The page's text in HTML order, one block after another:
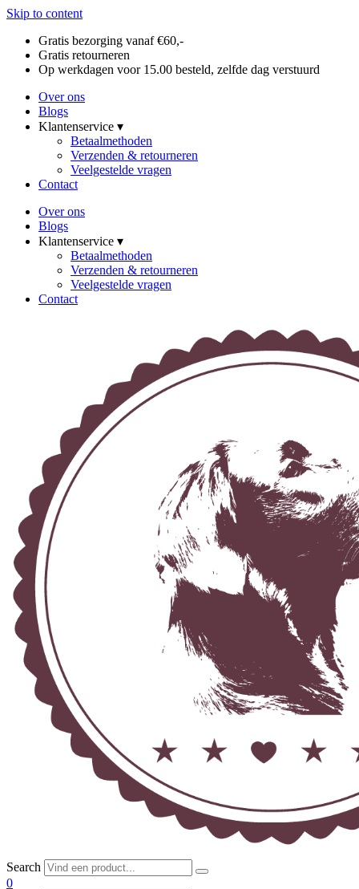
Skip to content
Gratis bezorging vanaf €60,-
Gratis retourneren
Op werkdagen voor 15.00 besteld, zelfde dag verstuurd
Over ons
Blogs
Klantenservice ▾
Betaalmethoden
Verzenden & retourneren
Veelgestelde vragen
Contact
Over ons
Blogs
Klantenservice ▾
Betaalmethoden
Verzenden & retourneren
Veelgestelde vragen
Contact
Search
0